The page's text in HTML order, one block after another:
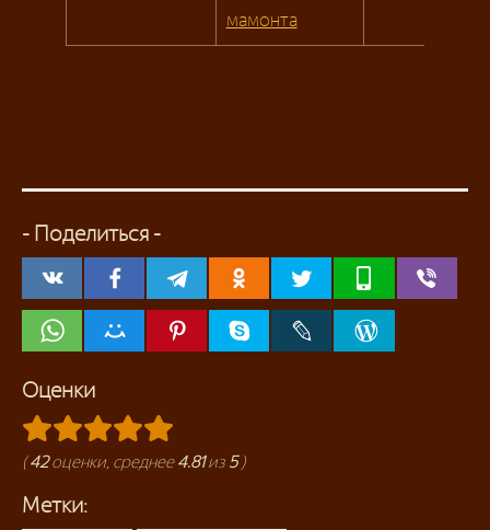
мамонта
- Поделиться -
Оценки
(42оценки, среднее4.81из 5)
Метки: